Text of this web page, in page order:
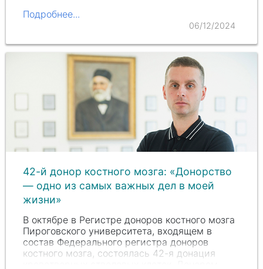
Подробнее...
06/12/2024
42-й донор костного мозга: «Донорство
— одно из самых важных дел в моей
жизни»
В октябре в Регистре доноров костного мозга
Пироговского университета, входящем в
состав Федерального регистра доноров
костного мозга, состоялась 42-я донация